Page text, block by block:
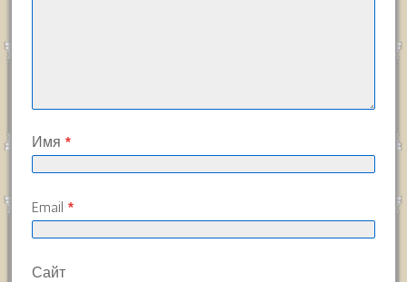
Имя *
Email *
Сайт